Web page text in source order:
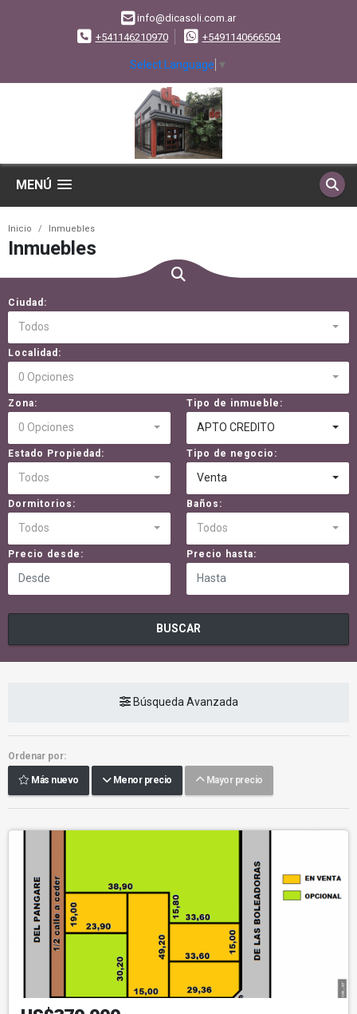
info@dicasoli.com.ar
+541146210970
+5491140666504
Select Language ▼
MENÚ
Inicio Inmuebles
Inmuebles
Ciudad:
Todos
Localidad:
0 Opciones
Zona:
0 Opciones
Tipo de inmueble:
APTO CREDITO
Estado Propiedad:
Todos
Tipo de negocio:
Venta
Dormitorios:
Todos
Baños:
Todos
Precio desde: Precio hasta:
BUSCAR
Búsqueda Avanzada
Ordenar por:
Más nuevo Menor precio Mayor precio